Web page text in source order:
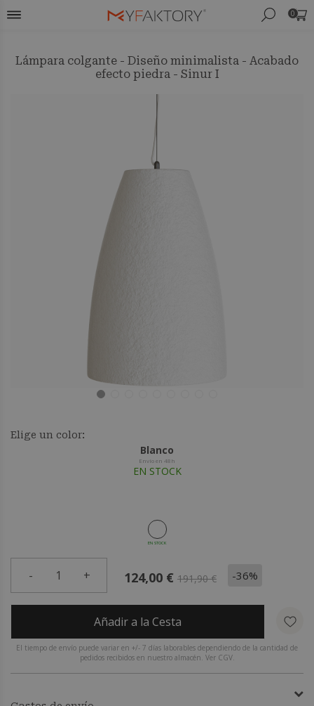
0
Lámpara colgante - Diseño minimalista - Acabado
efecto piedra - Sinur I
Elige un color:
Blanco
Envío en 48h
EN STOCK
EN STOCK
- 1 + 124,00 € 191,90 € -36%
Añadir a la Cesta
El tiempo de envío puede variar en +/- 7 días laborables dependiendo de la cantidad de
pedidos recibidos en nuestro almacén. Ver CGV.